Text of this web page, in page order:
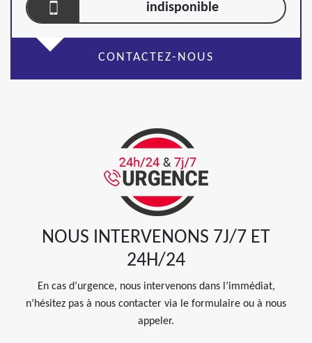
indisponible
CONTACTEZ-NOUS
NOUS INTERVENONS 7J/7 ET
24H/24
En cas d’urgence, nous intervenons dans l’immédiat,
n’hésitez pas à nous contacter via le formulaire ou à nous
appeler.